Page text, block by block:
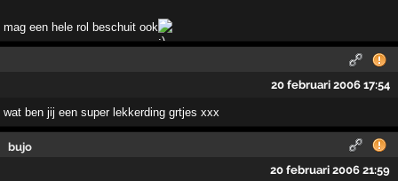
mag een hele rol beschuit ook
20 februari 2006 17:54
wat ben jij een super lekkerding grtjes xxx
bujo
20 februari 2006 21:59